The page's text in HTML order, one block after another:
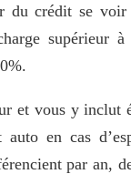
du crédit se
supérieur
et vous y inclut
en cas
par an,